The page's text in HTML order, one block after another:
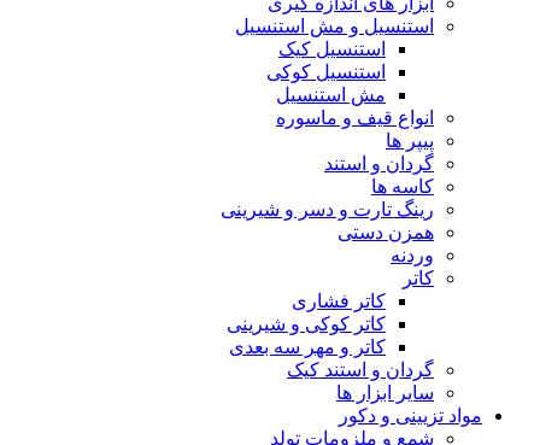
استنسیل و مش استنسیل
استنسیل کیک
استنسیل کوکی
مش استنسیل
انواع قیف و ماسوره
پیپر ها
گردان و استند
کاسه ها
رینگ تارت و دسر و شیرینی
همزن دستی
وردنه
کاتر
کاتر فشاری
کاتر کوکی و شیرینی
کاتر و مهر سه بعدی
گردان و استند کیک
سایر ابزار ها
مواد تزیینی و دکور
شمع و ملزومات تولد